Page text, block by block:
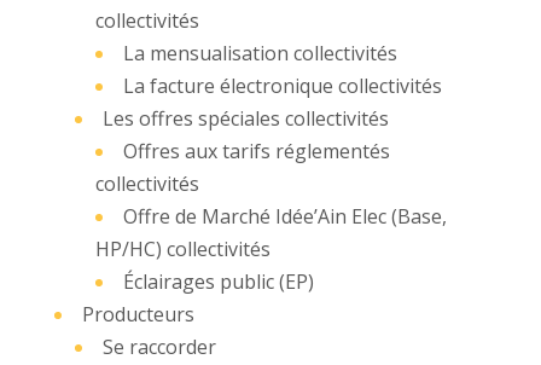
collectivités
La mensualisation collectivités
La facture électronique collectivités
Les offres spéciales collectivités
Offres aux tarifs réglementés
collectivités
Offre de Marché Idée’Ain Elec (Base,
HP/HC) collectivités
Éclairages public (EP)
Producteurs
Se raccorder